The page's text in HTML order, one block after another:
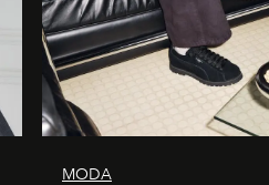
MODA